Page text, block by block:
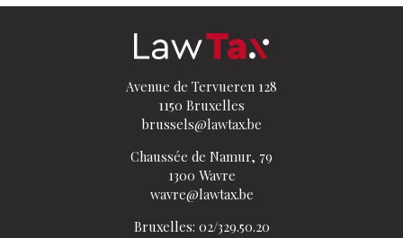
Avenue de Tervueren 128
1150 Bruxelles
brussels@lawtax.be
Chaussée de Namur, 79
1300 Wavre
wavre@lawtax.be
Bruxelles: 02/329.50.20